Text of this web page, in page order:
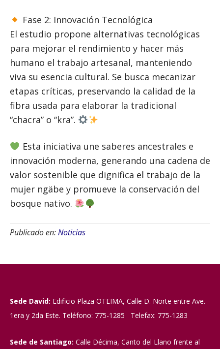
Fase 2: Innovación Tecnológica
El estudio propone alternativas tecnológicas
para mejorar el rendimiento y hacer más
humano el trabajo artesanal, manteniendo
viva su esencia cultural. Se busca mecanizar
etapas críticas, preservando la calidad de la
fibra usada para elaborar la tradicional
“chacra” o “kra”.
Esta iniciativa une saberes ancestrales e
innovación moderna, generando una cadena de
valor sostenible que dignifica el trabajo de la
mujer ngäbe y promueve la conservación del
bosque nativo.
Publicado en:Noticias
Sede David: Edificio Plaza OTEIMA, Calle D. Norte entre Ave.
1era y 2da Este. Teléfono: 775-1285 Telefax: 775-1283
Sede de Santiago: Calle Décima, Canto del Llano frente al